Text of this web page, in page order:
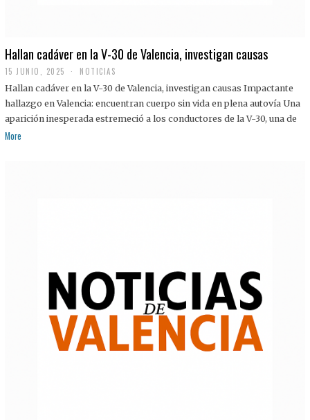
Hallan cadáver en la V-30 de Valencia, investigan causas
15 JUNIO, 2025 NOTICIAS
Hallan cadáver en la V-30 de Valencia, investigan causas Impactante
hallazgo en Valencia: encuentran cuerpo sin vida en plena autovía Una
aparición inesperada estremeció a los conductores de la V-30, una de
More